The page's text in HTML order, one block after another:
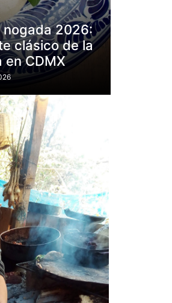
nogada 2026:
clásico de la
en CDMX